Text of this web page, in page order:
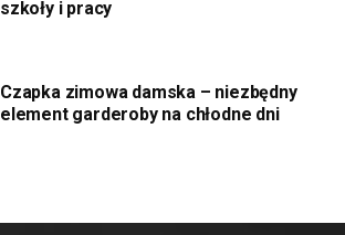
szkoły i pracy
Czapka zimowa damska – niezbędny
element garderoby na chłodne dni